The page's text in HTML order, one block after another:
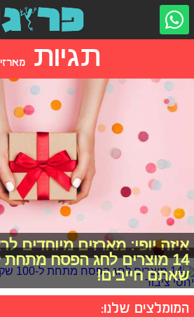
תגיות
איזה יופי: מארזים מיוחדים
שאתם חייבים!
המומלצים שלנו: